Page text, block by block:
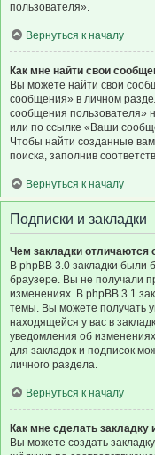
пользователя».
Вернуться к началу
Как мне найти свои
Вы можете найти свои
сообщения» в личном
сообщения пользователя»
или по ссылке «Ваши
Чтобы найти созданные
поиска, заполнив
Вернуться к началу
Подписки и закладки
Чем закладки отличаются
В phpBB 3.0 закладки были
браузере. Вы не получали
изменениях. В phpBB 3.1
темы. Вы можете получать
находящейся у вас в
уведомления об
для закладок и подписок
личного раздела.
Вернуться к началу
Как мне сделать
Вы можете создать